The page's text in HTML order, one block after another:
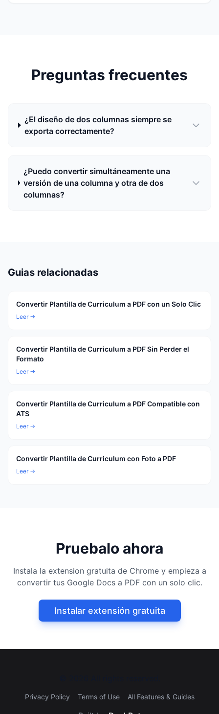
Preguntas frecuentes
¿El diseño de dos columnas siempre se
exporta correctamente?
¿Puedo convertir simultáneamente una
versión de una columna y otra de dos
columnas?
Guias relacionadas
Convertir Plantilla de Curriculum a PDF con un Solo Clic
Leer →
Convertir Plantilla de Curriculum a PDF Sin Perder el
Formato
Leer →
Convertir Plantilla de Curriculum a PDF Compatible con
ATS
Leer →
Convertir Plantilla de Curriculum con Foto a PDF
Leer →
Pruebalo ahora
Instala la extension gratuita de Chrome y empieza a
convertir tus Google Docs a PDF con un solo clic.
Instalar extensión gratuita
Privacy Policy Terms of Use All Features & Guides